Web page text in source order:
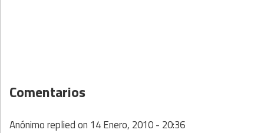
Comentarios
Anónimoreplied on 14 Enero, 2010 - 20:36